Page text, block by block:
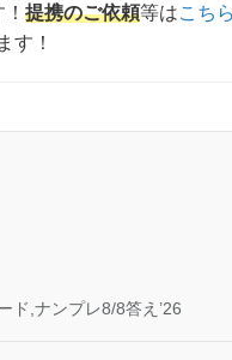
提携のご依頼等はこち
す！
ド,ナンプレ8/8答え’26